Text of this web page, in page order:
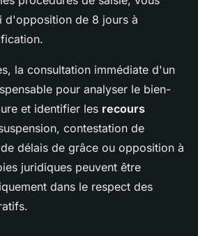
d'opposition de 8 jours à
la consultation immédiate d'un
pour analyser le bien-
et identifier les recours
contestation de
délais de grâce ou opposition à
juridiques peuvent être
dans le respect des